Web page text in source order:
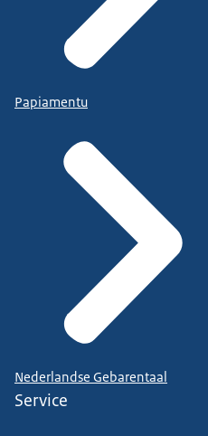
Papiamentu
Nederlandse Gebarentaal
Service